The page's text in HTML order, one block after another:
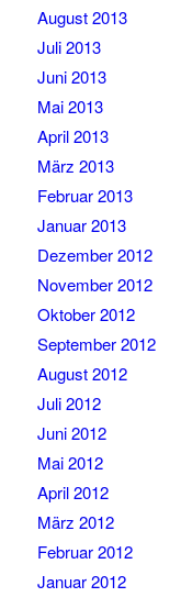
August 2013
Juli 2013
Juni 2013
Mai 2013
April 2013
März 2013
Februar 2013
Januar 2013
Dezember 2012
November 2012
Oktober 2012
September 2012
August 2012
Juli 2012
Juni 2012
Mai 2012
April 2012
März 2012
Februar 2012
Januar 2012